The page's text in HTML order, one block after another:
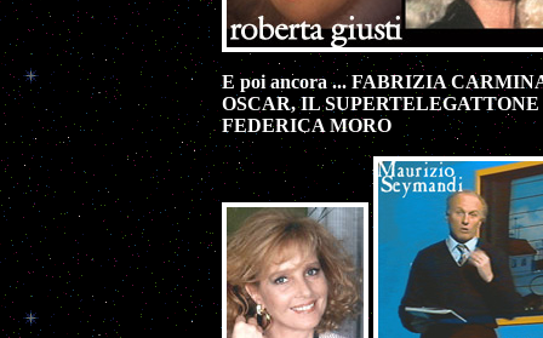
E poi ancora ... FABRIZIA
OSCAR, IL SUPERTELEGATTONE
FEDERICA MORO